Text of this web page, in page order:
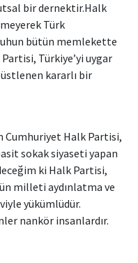
bir dernektir.Halk
Türk
bütün memlekette
Türkiye’yi uygar
kararlı bir
Cumhuriyet Halk Partisi,
sokak siyaseti yapan
ki Halk Partisi,
milleti aydınlatma ve
yükümlüdür.
nankör insanlardır.